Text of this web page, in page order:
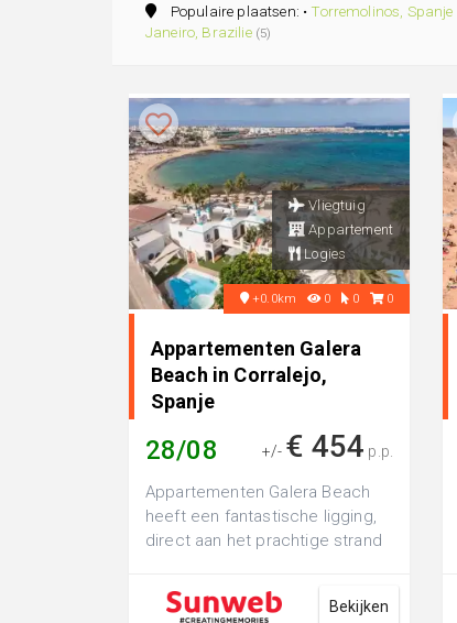
Populaire plaatsen: • Torremolinos, Spanje
Janeiro, Brazilie (5)
Vliegtuig
Appartement
Logies
+0.0km 0 0 0
Appartementen Galera
Beach in Corralejo,
Spanje
28/08 +/- € 454 p.p.
Appartementen Galera Beach
heeft een fantastische ligging,
direct aan het prachtige strand
Bekijken